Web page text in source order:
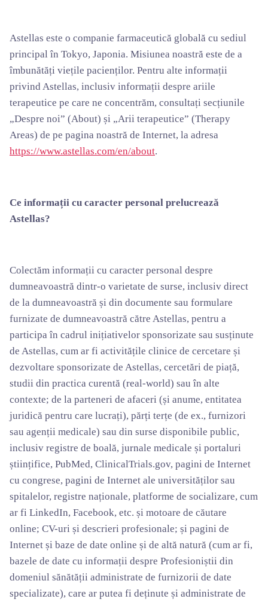
Astellas este o companie farmaceutică globală cu sediul
principal în Tokyo, Japonia. Misiunea noastră este de a
îmbunătăți viețile pacienților. Pentru alte informații
privind Astellas, inclusiv informații despre ariile
terapeutice pe care ne concentrăm, consultați secțiunile
„Despre noi” (About) și „Arii terapeutice” (Therapy
Areas) de pe pagina noastră de Internet, la adresa
https://www.astellas.com/en/about.
Ce informații cu caracter personal prelucrează
Astellas?
Colectăm informații cu caracter personal despre
dumneavoastră dintr-o varietate de surse, inclusiv direct
de la dumneavoastră și din documente sau formulare
furnizate de dumneavoastră către Astellas, pentru a
participa în cadrul inițiativelor sponsorizate sau susținute
de Astellas, cum ar fi activitățile clinice de cercetare și
dezvoltare sponsorizate de Astellas, cercetări de piață,
studii din practica curentă (real-world) sau în alte
contexte; de la parteneri de afaceri (și anume, entitatea
juridică pentru care lucrați), părți terțe (de ex., furnizori
sau agenții medicale) sau din surse disponibile public,
inclusiv registre de boală, jurnale medicale și portaluri
științifice, PubMed, ClinicalTrials.gov, pagini de Internet
cu congrese, pagini de Internet ale universităților sau
spitalelor, registre naționale, platforme de socializare, cum
ar fi LinkedIn, Facebook, etc. și motoare de căutare
online; CV-uri și descrieri profesionale; și pagini de
Internet și baze de date online și de altă natură (cum ar fi,
bazele de date cu informații despre Profesioniștii din
domeniul sănătății administrate de furnizorii de date
specializate), care ar putea fi deținute și administrate de